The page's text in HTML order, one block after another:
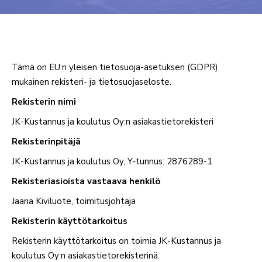
Tämä on EU:n yleisen tie­to­suoja-ase­tuksen (GDPR)
mukainen rekisteri- ja tietosuojaseloste.
Rekis­terin nimi
JK-Kus­tannus ja kou­lutus Oy:n asiakastietorekisteri
Rekis­te­rin­pitäjä
JK-Kus­tannus ja kou­lutus Oy, Y‑tunnus: 2876289-1
Rekis­te­ri­asioista vas­taava henkilö
Jaana Kivi­luote, toimitusjohtaja
Rekis­terin käyttötarkoitus
Rekis­terin käyt­tö­tar­koitus on toimia JK-Kus­tannus ja
kou­lutus Oy:n asiakastietorekisterinä.